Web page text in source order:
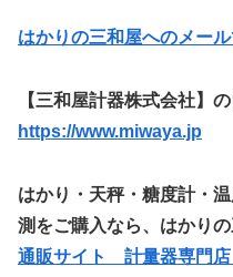
はかりの三和屋へのメー
【三和屋計器株式会社】
https://www.miwaya.jp
はかり・天秤・糖度計・
測をご購入なら、はかりの
通販サイト 計量器専門